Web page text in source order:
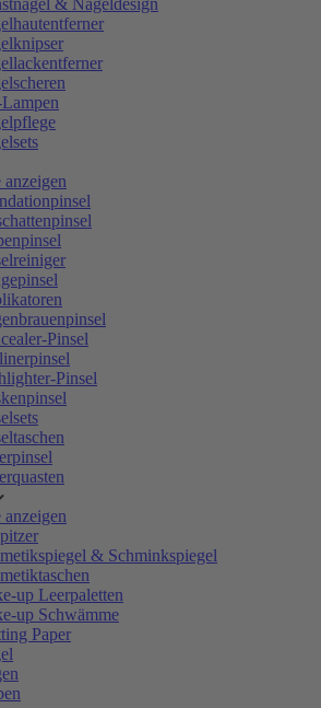
& Nageldesign
Pinsel
Pinsel
& Schminkspiegel
up Leerpaletten
up Schwämme
Paper